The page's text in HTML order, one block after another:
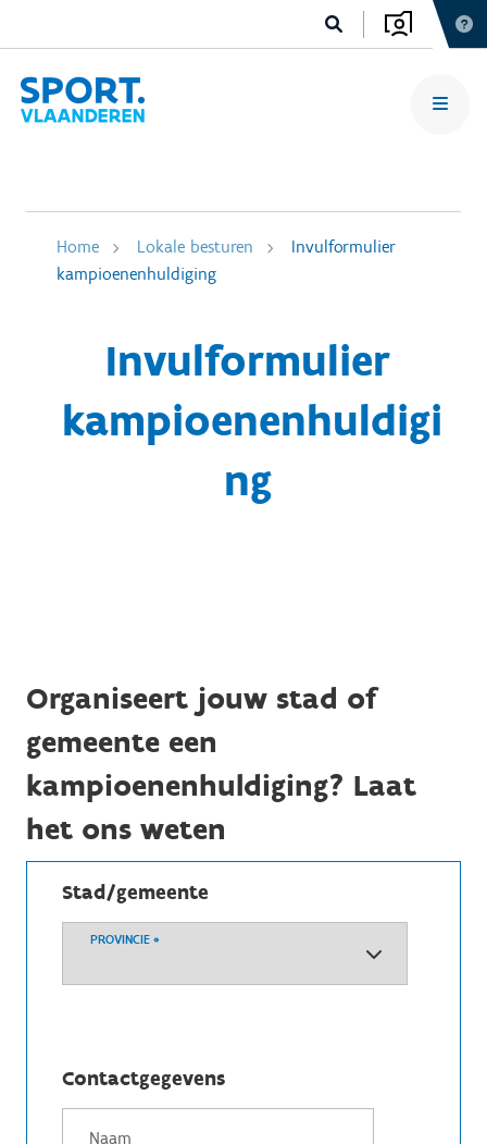
Home Lokale besturen
Invulformulier
kampioenenhuldiging
Invulformulier
kampioenenhuldigi
ng
Organiseert jouw stad of
gemeente een
kampioenenhuldiging? Laat
het ons weten
Stad/gemeente
PROVINCIE *
Contactgegevens